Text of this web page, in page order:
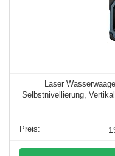
Laser
Selbstnivellierung,